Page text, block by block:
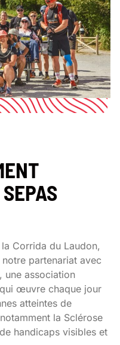
Corrida du Laudon,
partenariat avec
une association
œuvre chaque jour
atteintes de
la Sclérose
handicaps visibles et